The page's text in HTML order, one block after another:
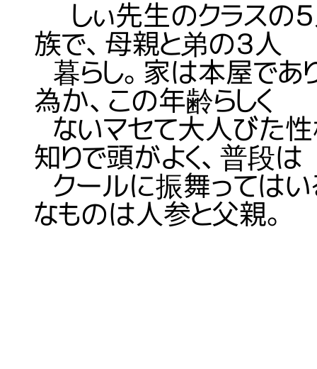
しぃ先生のクラスの
族で、母親と弟の３人
暮らし。家は本屋であ
為か、この年齢らしく
ないマセて大人びた性
知りで頭がよく、普段は
クールに振舞っては
なものは人参と父親。